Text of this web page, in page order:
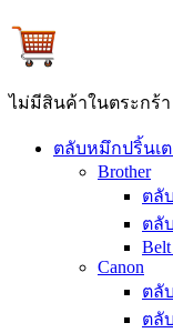
ไม่มีสินค้าในตระกร้า
ตลับหมึกปริ้นเต
Brother
ตลั
ตลั
Canon
ตลั
ตลั